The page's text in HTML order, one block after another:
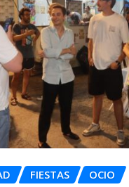
FIESTAS OCIO